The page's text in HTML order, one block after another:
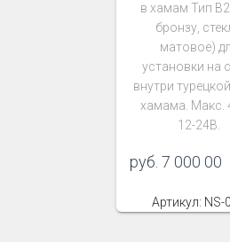
в хамам Тип
бронзу,
матовое)
установки на
внутри
хамама. Макс.
12-24В.
руб. 7 000 00
Артикул: NS-